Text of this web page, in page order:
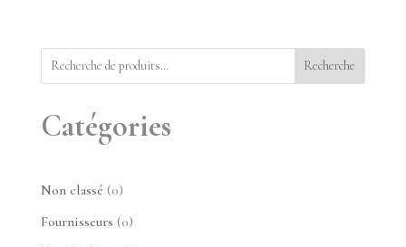
Recherche
Catégories
Non classé 00
produit
Fournisseurs 00